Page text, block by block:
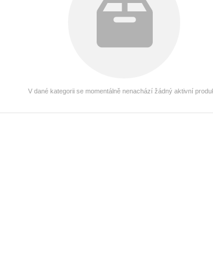
V dané kategorii se momentálně nenachází žádný aktivní